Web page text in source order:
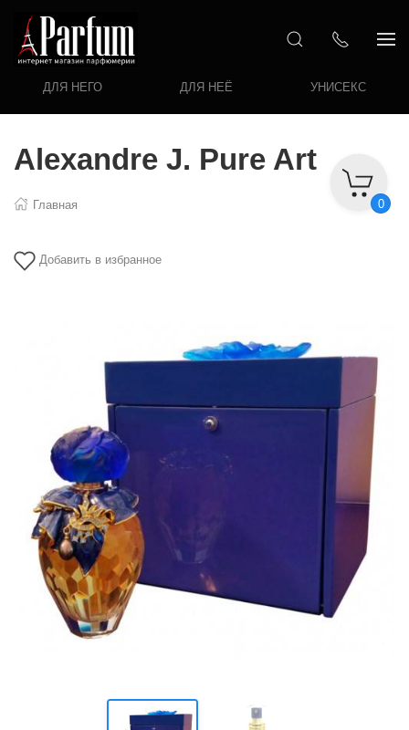
ДЛЯ НЕГО ДЛЯ НЕЁ УНИСЕКС
0
Alexandre J. Pure Art
Главная
Добавить в избранное